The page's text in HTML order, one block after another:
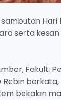
Hari
serta
Fakulti
Rebin
bekalan